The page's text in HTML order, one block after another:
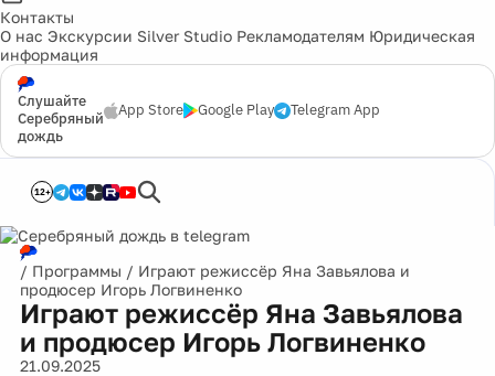
Контакты
О нас Экскурсии Silver Studio Рекламодателям Юридическая
информация
Слушайте
Серебряный
дождь
App Store Google Play Telegram App
12+
/ Программы / Играют режиссёр Яна Завьялова и
продюсер Игорь Логвиненко
Играют режиссёр Яна Завьялова
и продюсер Игорь Логвиненко
21.09.2025